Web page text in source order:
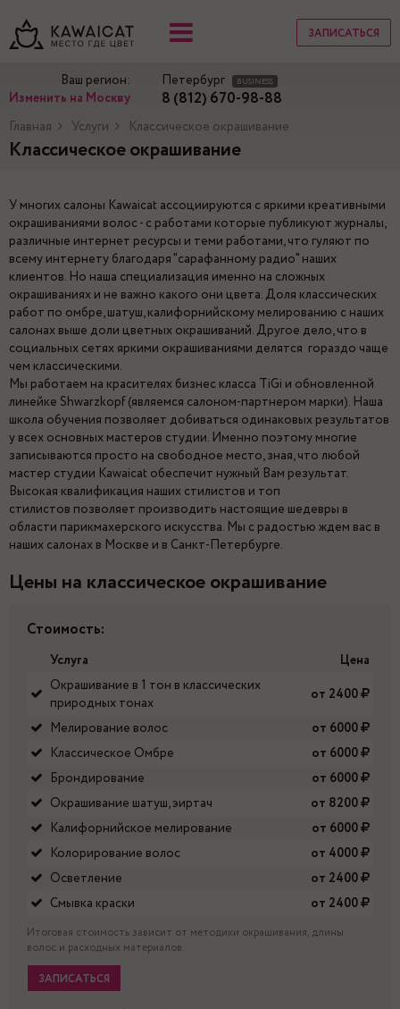
ЗАПИСАТЬСЯ
Ваш регион:
Изменить на Москву
Петербург BUSINESS
8 (812) 670-98-88
Главная Услуги Классическое окрашивание
Классическое окрашивание
У многих салоны Kawaicat ассоциируются с яркими креативными
окрашиваниями волос - с работами которые публикуют журналы,
различные интернет ресурсы и теми работами, что гуляют по
всему интернету благодаря "сарафанному радио" наших
клиентов. Но наша специализация именно на сложных
окрашиваниях и не важно какого они цвета. Доля классических
работ по омбре, шатуш, калифорнийскому мелированию с наших
салонах выше доли цветных окрашиваний. Другое дело, что в
социальных сетях яркими окрашиваниями делятся гораздо чаще
чем классическими.
Мы работаем на красителях бизнес класса TiGi и обновленной
линейке Shwarzkopf (являемся салоном-партнером марки). Наша
школа обучения позволяет добиваться одинаковых результатов
у всех основных мастеров студии. Именно поэтому многие
записываются просто на свободное место, зная, что любой
мастер студии Kawaicat обеспечит нужный Вам результат.
Высокая квалификация наших стилистов и топ
стилистов позволяет производить настоящие шедевры в
области парикмахерского искусства. Мы с радостью ждем вас в
наших салонах в Москве и в Санкт-Петербурге.
Цены на классическое окрашивание
Стоимость:
Услуга
Цена
Окрашивание в 1 тон в классических
природных тонах
от 2400
Мелирование волос
от 6000
Классическое Омбре
от 6000
Брондирование
от 6000
Окрашивание шатуш, эиртач
от 8200
Калифорнийское мелирование
от 6000
Колорирование волос
от 4000
Осветление
от 2400
Смывка краски
от 2400
Итоговая стоимость зависит от методики окрашивания, длины
волос и расходных материалов.
ЗАПИСАТЬСЯ